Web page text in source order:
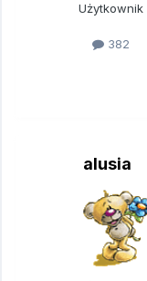
Użytkownik
382
alusia